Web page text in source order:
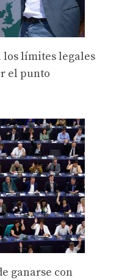
límites legales
el punto
ganarse con